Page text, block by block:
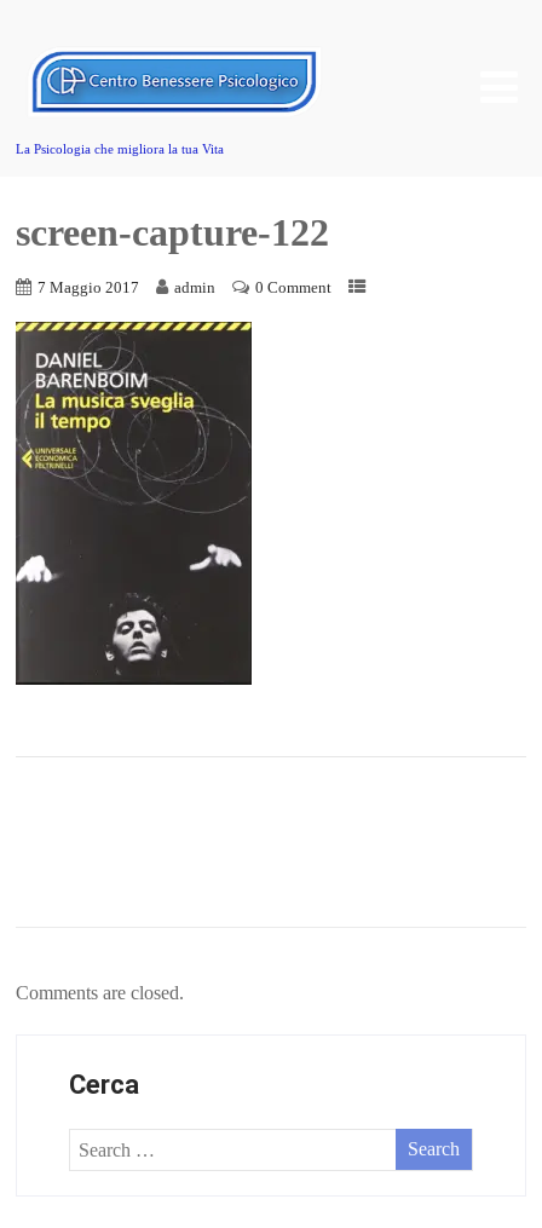
La Psicologia che migliora la tua Vita
screen-capture-122
7 Maggio 2017 admin 0 Comment
Comments are closed.
Cerca